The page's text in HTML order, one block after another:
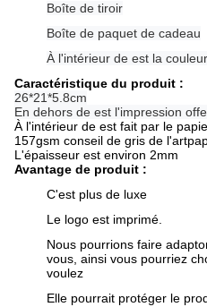
Boîte de tiroir
Boîte de paquet de cadeau
À l'intérieur de est la
Caractéristique du produit :
26*21*5.8cm
En dehors de est l'impression
À l'intérieur de est fait par le
157gsm conseil de gris de
L'épaisseur est environ 2mm
Avantage de produit :
C'est plus de luxe
Le logo est imprimé.
Nous pourrions faire
vous, ainsi vous pourriez
voulez
Elle pourrait protéger le